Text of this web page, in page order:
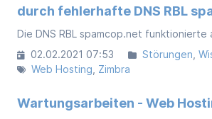
durch fehlerhafte DNS RBL
02.02.2021 07:53
Störungen
Web Hosting Zimbra
Wartungsarbeiten - Web